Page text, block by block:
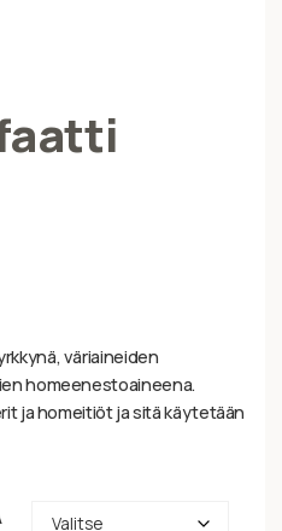
väriaineiden
homeenestoaineena.
ja homeitiöt ja sitä käytetään